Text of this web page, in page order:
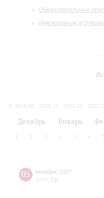
Образовательные
Инклюзивные и
2019/20
2020/21 2021/22 2022/
Декабрь Январь
1 2 3 4 5 6
05 октября
1927
20:00 Ср